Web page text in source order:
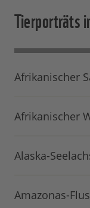
Tierporträts
Afrikanischer
Afrikanischer
Alaska-
Amazonas-